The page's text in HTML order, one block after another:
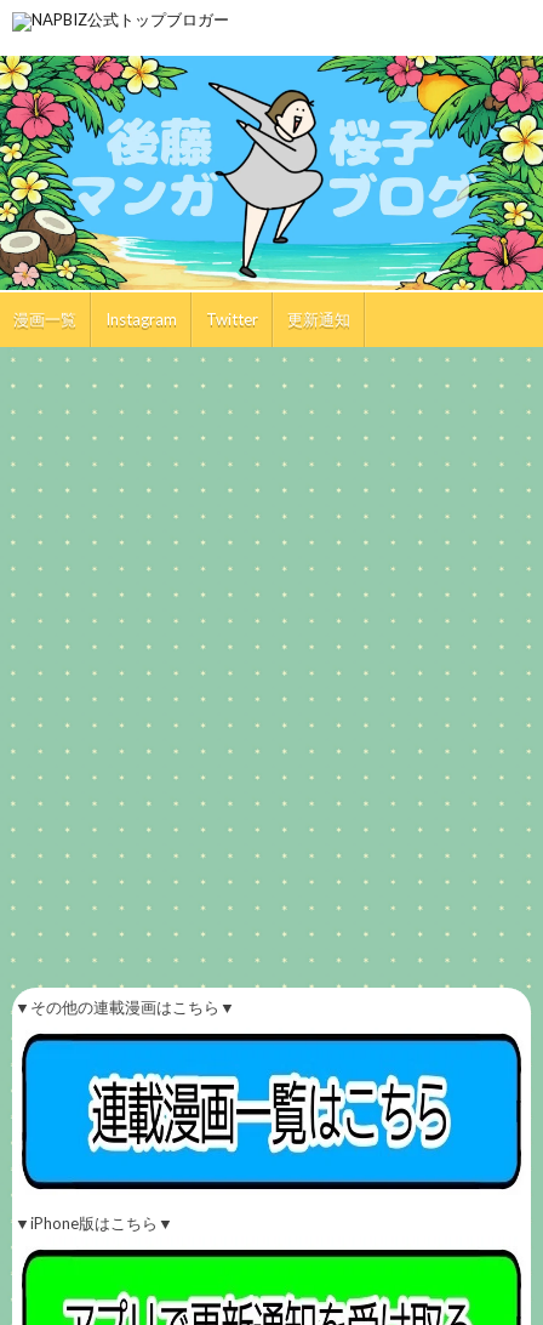
漫画一覧 Instagram Twitter 更新通知
▼その他の連載漫画はこちら▼
▼iPhone版はこちら▼